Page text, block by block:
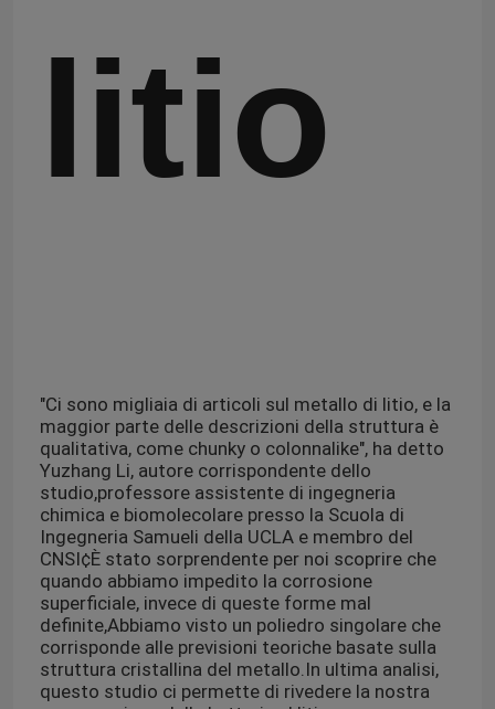
litio
"Ci sono migliaia di articoli sul metallo di litio, e la
maggior parte delle descrizioni della struttura è
qualitativa, come chunky o colonnalike", ha detto
Yuzhang Li, autore corrispondente dello
studio,professore assistente di ingegneria
chimica e biomolecolare presso la Scuola di
Ingegneria Samueli della UCLA e membro del
CNSI¢È stato sorprendente per noi scoprire che
quando abbiamo impedito la corrosione
superficiale, invece di queste forme mal
definite,Abbiamo visto un poliedro singolare che
corrisponde alle previsioni teoriche basate sulla
struttura cristallina del metallo.In ultima analisi,
questo studio ci permette di rivedere la nostra